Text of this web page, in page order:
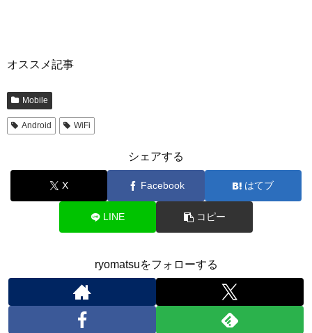
オススメ記事
Mobile
Android WiFi
シェアする
X Facebook はてブ
LINE コピー
ryomatsuをフォローする